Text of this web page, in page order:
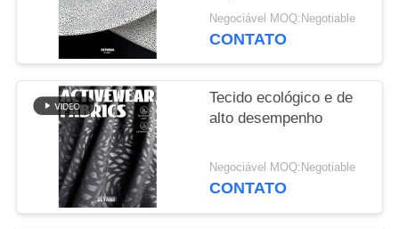
PRIVACY
POLICY
Negociável MOQ:Negotiable
CONTATO
Tecido ecológico e de
alto desempenho
Negociável MOQ:Negotiable
CONTATO